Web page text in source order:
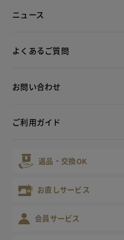
ニュース
よくあるご質問
お問い合わせ
ご利用ガイド
返品・交換OK
お直しサービス
会員サービス